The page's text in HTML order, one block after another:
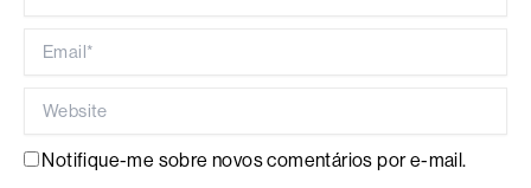
Notifique-me sobre novos comentários por e-mail.